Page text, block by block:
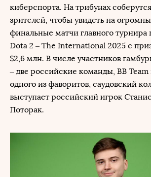
киберспорта. На трибунах
зрителей, чтобы увидеть на
финальные матчи главного турнира
Dota 2 – The International 2025 с
$2,6 млн. В числе участников
– две российские команды, BB Team
одного из фаворитов, саудовский
выступает российский игрок
Поторак.